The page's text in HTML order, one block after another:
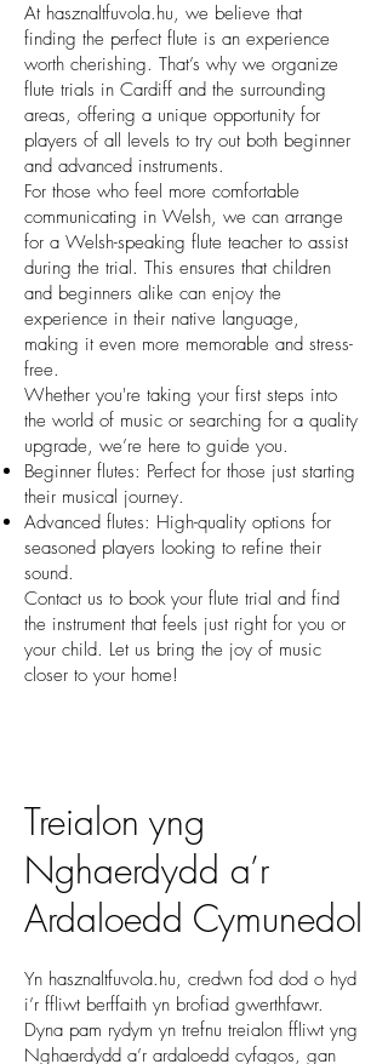
At hasznaltfuvola.hu, we believe that
finding the perfect flute is an experience
worth cherishing. That’s why we organize
flute trials in Cardiff and the surrounding
areas, offering a unique opportunity for
players of all levels to try out both beginner
and advanced instruments.
For those who feel more comfortable
communicating in Welsh, we can arrange
for a Welsh-speaking flute teacher to assist
during the trial. This ensures that children
and beginners alike can enjoy the
experience in their native language,
making it even more memorable and stress-
free.
Whether you're taking your first steps into
the world of music or searching for a quality
upgrade, we’re here to guide you.
Beginner flutes: Perfect for those just starting
their musical journey.
Advanced flutes: High-quality options for
seasoned players looking to refine their
sound.
Contact us to book your flute trial and find
the instrument that feels just right for you or
your child. Let us bring the joy of music
closer to your home!
Treialon yng
Nghaerdydd a’r
Ardaloedd Cymunedol
Yn hasznaltfuvola.hu, credwn fod dod o hyd
i’r ffliwt berffaith yn brofiad gwerthfawr.
Dyna pam rydym yn trefnu treialon ffliwt yng
Nghaerdydd a’r ardaloedd cyfagos, gan